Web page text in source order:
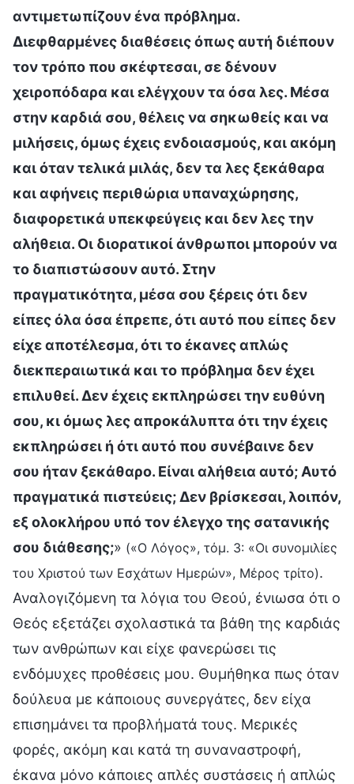
αντιμετωπίζουν ένα πρόβλημα.
Διεφθαρμένες διαθέσεις όπως αυτή διέπουν
τον τρόπο που σκέφτεσαι, σε δένουν
χειροπόδαρα και ελέγχουν τα όσα λες. Μέσα
στην καρδιά σου, θέλεις να σηκωθείς και να
μιλήσεις, όμως έχεις ενδοιασμούς, και ακόμη
και όταν τελικά μιλάς, δεν τα λες ξεκάθαρα
και αφήνεις περιθώρια υπαναχώρησης,
διαφορετικά υπεκφεύγεις και δεν λες την
αλήθεια. Οι διορατικοί άνθρωποι μπορούν να
το διαπιστώσουν αυτό. Στην
πραγματικότητα, μέσα σου ξέρεις ότι δεν
είπες όλα όσα έπρεπε, ότι αυτό που είπες δεν
είχε αποτέλεσμα, ότι το έκανες απλώς
διεκπεραιωτικά και το πρόβλημα δεν έχει
επιλυθεί. Δεν έχεις εκπληρώσει την ευθύνη
σου, κι όμως λες απροκάλυπτα ότι την έχεις
εκπληρώσει ή ότι αυτό που συνέβαινε δεν
σου ήταν ξεκάθαρο. Είναι αλήθεια αυτό; Αυτό
πραγματικά πιστεύεις; Δεν βρίσκεσαι, λοιπόν,
εξ ολοκλήρου υπό τον έλεγχο της σατανικής
σου διάθεσης;» («Ο Λόγος», τόμ. 3: «Οι συνομιλίες
του Χριστού των Εσχάτων Ημερών», Μέρος τρίτο).
Αναλογιζόμενη τα λόγια του Θεού, ένιωσα ότι ο
Θεός εξετάζει σχολαστικά τα βάθη της καρδιάς
των ανθρώπων και είχε φανερώσει τις
ενδόμυχες προθέσεις μου. Θυμήθηκα πως όταν
δούλευα με κάποιους συνεργάτες, δεν είχα
επισημάνει τα προβλήματά τους. Μερικές
φορές, ακόμη και κατά τη συναναστροφή,
έκανα μόνο κάποιες απλές συστάσεις ή απλώς